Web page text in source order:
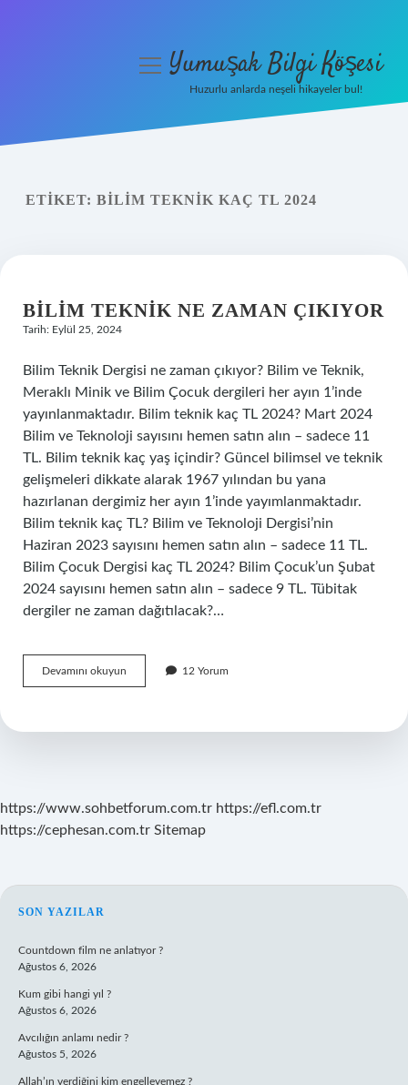
Yasal Uyarı
menüyüYumuşak Bilgi Köşesi
Huzurlu anlarda neşeli hikayeler bul!
ETIKET: BILIM TEKNIK KAÇ TL 2024
BILIM TEKNIK NE ZAMAN ÇIKIYOR
Tarih: Eylül 25, 2024
Bilim Teknik Dergisi ne zaman çıkıyor? Bilim ve Teknik,
Meraklı Minik ve Bilim Çocuk dergileri her ayın 1’inde
yayınlanmaktadır. Bilim teknik kaç TL 2024? Mart 2024
Bilim ve Teknoloji sayısını hemen satın alın – sadece 11
TL. Bilim teknik kaç yaş içindir? Güncel bilimsel ve teknik
gelişmeleri dikkate alarak 1967 yılından bu yana
hazırlanan dergimiz her ayın 1’inde yayımlanmaktadır.
Bilim teknik kaç TL? Bilim ve Teknoloji Dergisi’nin
Haziran 2023 sayısını hemen satın alın – sadece 11 TL.
Bilim Çocuk Dergisi kaç TL 2024? Bilim Çocuk’un Şubat
2024 sayısını hemen satın alın – sadece 9 TL. Tübitak
dergiler ne zaman dağıtılacak?…
Devamını okuyun
Teknik
Çıkıyor
12 Yorum
https://www.sohbetforum.com.tr https://efl.com.tr
https://cephesan.com.tr Sitemap
SIDEBAR
SON YAZILAR
Countdown film ne anlatıyor ?
Ağustos 6, 2026
Kum gibi hangi yıl ?
Ağustos 6, 2026
Avcılığın anlamı nedir ?
Ağustos 5, 2026
Allah’ın verdiğini kim engelleyemez ?